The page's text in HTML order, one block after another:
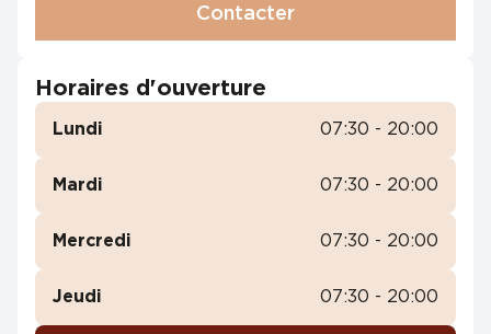
Contacter
Horaires d'ouverture
Lundi 07:30 - 20:00
Mardi 07:30 - 20:00
Mercredi 07:30 - 20:00
Jeudi 07:30 - 20:00